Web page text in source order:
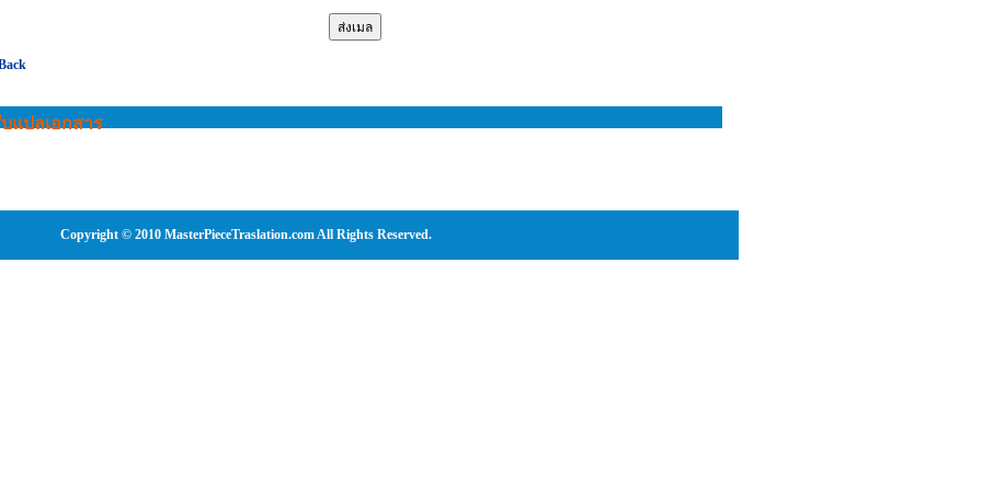
แปลเอกสาร
Copyright © 2010 MasterPieceTraslation.com All Rights Reserved.